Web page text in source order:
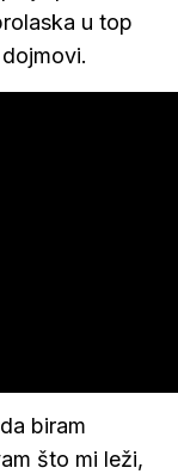
u top
biram
što mi leži,